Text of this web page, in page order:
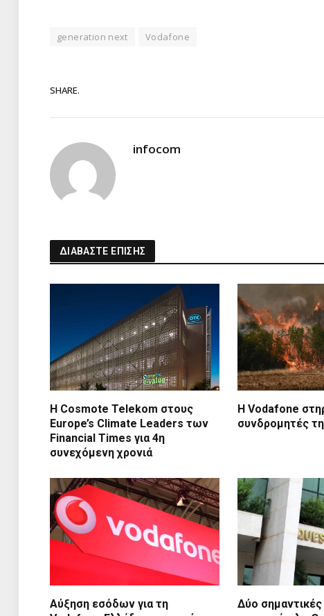
generation next Vodafone
SHARE.
infocom
ΔΙΑΒΑΣΤΕ ΕΠΙΣΗΣ
Η Cosmote Telekom στους
Europe’s Climate Leaders των
Financial Times για 4η
συνεχόμενη χρονιά
Η Vodafone
συνδρομητές
Αύξηση εσόδων για τη
Δύο σημαντικές